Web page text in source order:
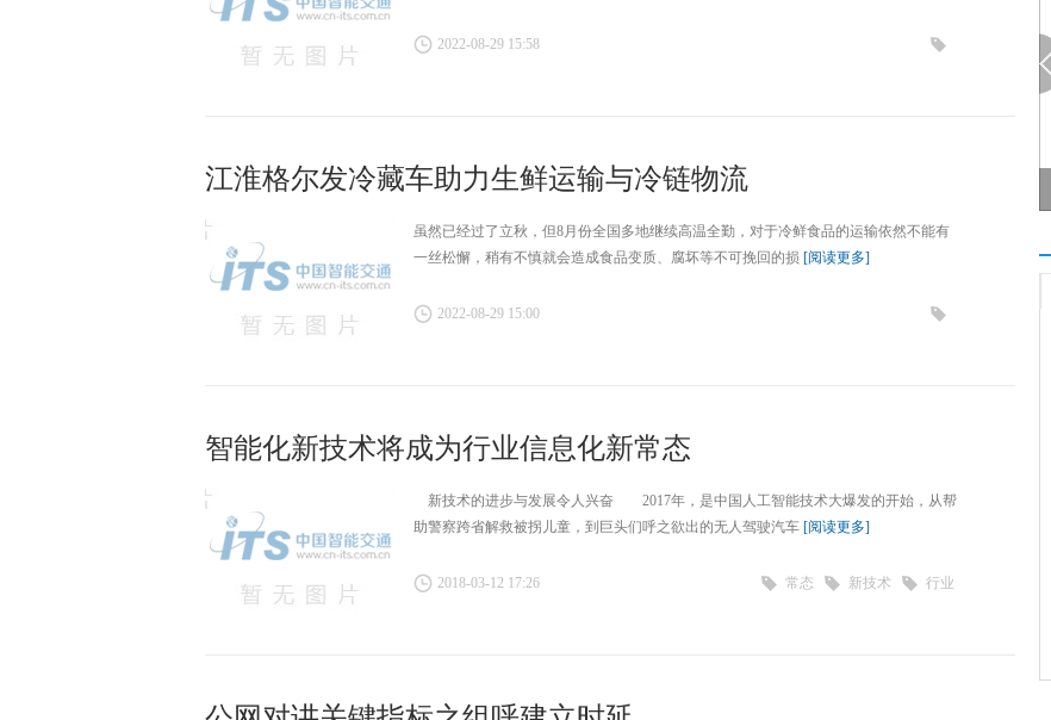
2022-08-29 15:58
江淮格尔发冷藏车助力生鲜运输与冷链物流
虽然已经过了立秋，但8月份全国多地继续高温全勤，对于冷鲜食品的运输依然不能有
一丝松懈，稍有不慎就会造成食品变质、腐坏等不可挽回的损 [阅读更多]
2022-08-29 15:00
智能化新技术将成为行业信息化新常态
新技术的进步与发展令人兴奋 2017年，是中国人工智能技术大爆发的开始，从帮
助警察跨省解救被拐儿童，到巨头们呼之欲出的无人驾驶汽车 [阅读更多]
2018-03-12 17:26 常态 新技术 行业
鲍逸明荣获“上海市劳动模范 （先进工... 杰瑞新品发布专访：数据引领城市交通指...